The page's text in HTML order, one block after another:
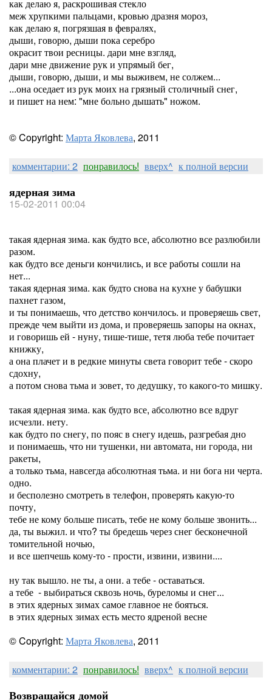
как делаю я, раскрошивая стекло
меж хрупкими пальцами, кровью дразня мороз,
как делаю я, погрязшая в февралях,
дыши, говорю, дыши пока серебро
окрасит твои ресницы. дари мне взгляд,
дари мне движение рук и упрямый бег,
дыши, говорю, дыши, и мы выживем, не солжем...
...она оседает из рук моих на грязный столичный снег,
и пишет на нем: "мне больно дышать" ножом.
© Copyright: Марта Яковлева, 2011
комментарии: 2 понравилось! вверх^ к полной версии
ядерная зима
15-02-2011 00:04
такая ядерная зима. как будто все, абсолютно все разлюбили
разом.
как будто все деньги кончились, и все работы сошли на
нет...
такая ядерная зима. как будто снова на кухне у бабушки
пахнет газом,
и ты понимаешь, что детство кончилось. и проверяешь свет,
прежде чем выйти из дома, и проверяешь запоры на окнах,
и говоришь ей - нуну, тише-тише, тетя люба тебе почитает
книжку,
а она плачет и в редкие минуты света говорит тебе - скоро
сдохну,
а потом снова тьма и зовет, то дедушку, то какого-то мишку.
такая ядерная зима. как будто все, абсолютно все вдруг
исчезли. нету.
как будто по снегу, по пояс в снегу идешь, разгребая дно
и понимаешь, что ни тушенки, ни автомата, ни города, ни
ракеты,
а только тьма, навсегда абсолютная тьма. и ни бога ни черта.
одно.
и бесполезно смотреть в телефон, проверять какую-то
почту,
тебе не кому больше писать, тебе не кому больше звонить...
да, ты выжил. и что? ты бредешь через снег бесконечной
томительной ночью,
и все шепчешь кому-то - прости, извини, извини....
ну так вышло. не ты, а они. а тебе - оставаться.
а тебе - выбираться сквозь ночь, буреломы и снег...
в этих ядерных зимах самое главное не бояться.
в этих ядерных зимах есть место ядреной весне
© Copyright: Марта Яковлева, 2011
комментарии: 2 понравилось! вверх^ к полной версии
Возвращайся домой